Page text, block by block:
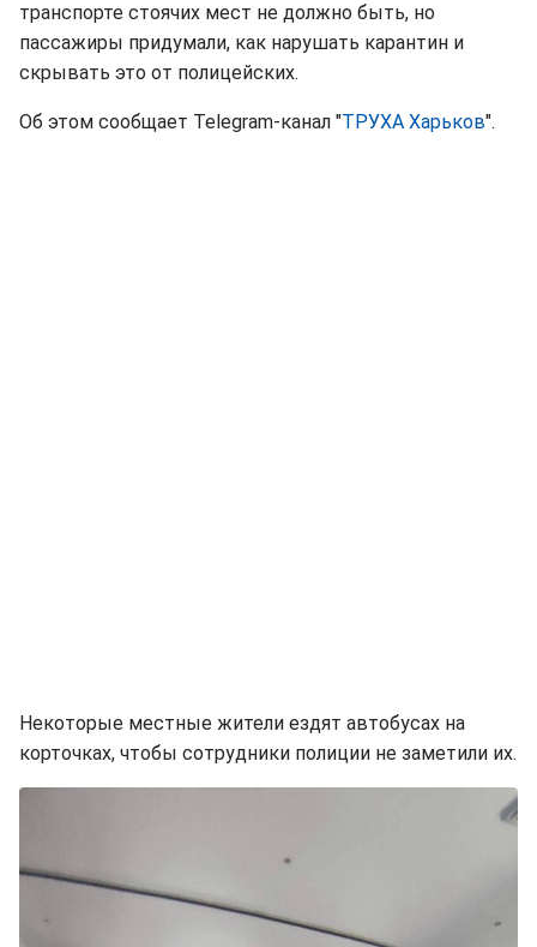
транспорте стоячих мест не должно быть, но
пассажиры придумали, как нарушать карантин и
скрывать это от полицейских.
Об этом сообщает Telegram-канал "ТРУХА Харьков".
Некоторые местные жители ездят автобусах на
корточках, чтобы сотрудники полиции не заметили их.